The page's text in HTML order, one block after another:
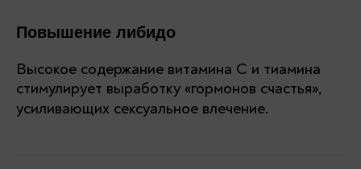
Повышение либидо
Высокое содержание витамина С и тиамина
стимулирует выработку «гормонов счастья»,
усиливающих сексуальное влечение.